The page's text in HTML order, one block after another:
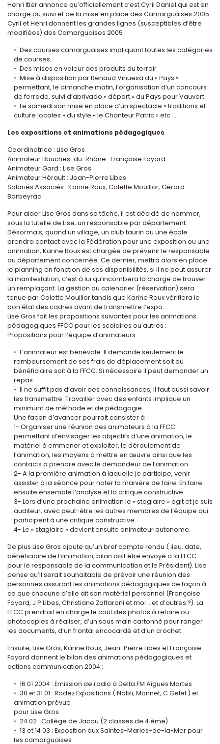
Henri Itier annonce qu’officiellement c’est Cyril Daniel qui est en
charge du suivi et de la mise en place des Camarguaises 2005.
Cyril et Henri donnent les grandes lignes (susceptibles d’être
modifiées) des Camarguaises 2005 :
Des courses camarguaises impliquant toutes les catégories
de courses.
Des mises en valeur des produits du terroir
Mise à disposition par Renaud Vinuesa du « Pays »
permettant, le dimanche matin, l’organisation d’un concours
de ferrade, suivi d’abrivado « départ » du Pays pour Vauvert.
Le samedi soir mise en place d’un spectacle « traditions et
culture locales » du style « le Chanteur Patric » etc ...
Les expositions et animations pédagogiques
Coordinatrice : Lise Gros
Animateur Bouches-du-Rhône : Françoise Fayard
Animateur Gard : Lise Gros
Animateur Hérault : Jean-Pierre Libes
Salariés Associés : Karine Roux, Colette Mouillor, Gérard
Barbeyrac
Pour aider Lise Gros dans sa tâche, il est décidé de nommer,
sous la tutelle de Lise, un responsable par département.
Désormais, quand un village, un club taurin ou une école
prendra contact avec la Fédération pour une exposition ou une
animation, Karine Roux est chargée de prévenir le responsable
du département concernée. Ce dernier, mettra alors en place
le planning en fonction de ses disponibilités, si il ne peut assurer
la manifestation, c’est à lui qu’incombera la charge de trouver
un remplaçant. La gestion du calendrier (réservation) sera
tenue par Colette Mouillor tandis que Karine Roux vérifiera le
bon état des cadres avant de transmettre l’expo.
Lise Gros fait les propositions suivantes pour les animations
pédagogiques FFCC pour les scolaires ou autres :
Propositions pour l’équipe d’animateurs :
L’animateur est bénévole. Il demande seulement le
remboursement de ses frais de déplacement soit au
bénéficiaire soit à la FFCC. Si nécessaire il peut demander un
repas.
Il ne suffit pas d’avoir des connaissances, il faut aussi savoir
les transmettre. Travailler avec des enfants implique un
minimum de méthode et de pédagogie.
Une façon d’avancer pourrait consister à :
1- Organiser une réunion des animateurs à la FFCC
permettant d’envisager les objectifs d’une animation, le
matériel à emmener et exploiter, le déroulement de
l’animation, les moyens à mettre en œuvre ainsi que les
contacts à prendre avec le demandeur de l’animation.
2- A la première animation à laquelle je participe, venir
assister à la séance pour noter la manière de faire. En faire
ensuite ensemble l’analyse et la critique constructive.
3- Lors d’une prochaine animation le « stagiaire » agit et je suis
auditeur, avec peut-être les autres membres de l’équipe qui
participent à une critique constructive.
4- Le « stagiaire » devient ensuite animateur autonome.
De plus Lise Gros ajoute qu’un bref compte rendu ( lieu, date,
bénéficiaire de l’animation, bilan doit être envoyé à la FFCC
pour le responsable de la communication et le Président). Lise
pense qu’il serait souhaitable de prévoir une réunion des
personnes assurant les animations pédagogiques de façon à
ce que chacune d’elle ait son matériel personnel (Françoise
Fayard, J P Libes, Christiane Zaffaroni et moi ...et d’autres ?). La
FFCC prendrait en charge le coût des photos à refaire ou
photocopies à réaliser, d’un sous main cartonné pour ranger
les documents, d’un frontal encocardé et d’un crochet
Ensuite, Lise Gros, Karine Roux, Jean-Pierre Libes et Françoise
Fayard donnent le bilan des animations pédagogiques et
actions communication 2004 :
16 01 2004 : Emission de radio à Delta FM Aigues Mortes
30 et 31 01 : Rodez Expositions ( Nabli, Monnet, C Gelet ) et
animation prévue
pour Lise Gros
24 02 : Collège de Jacou (2 classes de 4 ème)
13 et 14 03 : Exposition aux Saintes-Maries-de-la-Mer pour
les camarguaises